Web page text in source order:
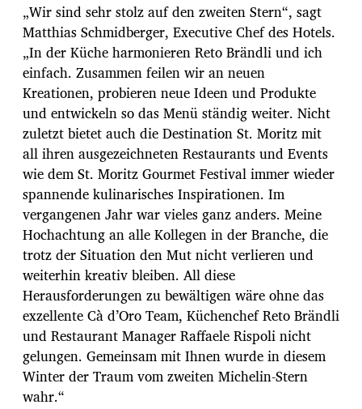
„Wir sind sehr stolz auf den zweiten Stern“, sagt
Matthias Schmidberger, Executive Chef des Hotels.
„In der Küche harmonieren Reto Brändli und ich
einfach. Zusammen feilen wir an neuen
Kreationen, probieren neue Ideen und Produkte
und entwickeln so das Menü ständig weiter. Nicht
zuletzt bietet auch die Destination St. Moritz mit
all ihren ausgezeichneten Restaurants und Events
wie dem St. Moritz Gourmet Festival immer wieder
spannende kulinarisches Inspirationen. Im
vergangenen Jahr war vieles ganz anders. Meine
Hochachtung an alle Kollegen in der Branche, die
trotz der Situation den Mut nicht verlieren und
weiterhin kreativ bleiben. All diese
Herausforderungen zu bewältigen wäre ohne das
exzellente Cà d’Oro Team, Küchenchef Reto Brändli
und Restaurant Manager Raffaele Rispoli nicht
gelungen. Gemeinsam mit Ihnen wurde in diesem
Winter der Traum vom zweiten Michelin-Stern
wahr.“